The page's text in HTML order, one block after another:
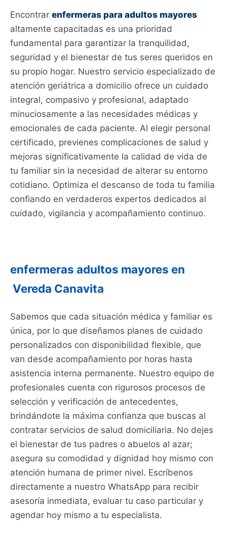
Encontrar enfermeras para adultos mayores
altamente capacitadas es una prioridad
fundamental para garantizar la tranquilidad,
seguridad y el bienestar de tus seres queridos en
su propio hogar. Nuestro servicio especializado de
atención geriátrica a domicilio ofrece un cuidado
integral, compasivo y profesional, adaptado
minuciosamente a las necesidades médicas y
emocionales de cada paciente. Al elegir personal
certificado, previenes complicaciones de salud y
mejoras significativamente la calidad de vida de
tu familiar sin la necesidad de alterar su entorno
cotidiano. Optimiza el descanso de toda tu familia
confiando en verdaderos expertos dedicados al
cuidado, vigilancia y acompañamiento continuo.
enfermeras adultos mayores en
Vereda Canavita
Sabemos que cada situación médica y familiar es
única, por lo que diseñamos planes de cuidado
personalizados con disponibilidad flexible, que
van desde acompañamiento por horas hasta
asistencia interna permanente. Nuestro equipo de
profesionales cuenta con rigurosos procesos de
selección y verificación de antecedentes,
brindándote la máxima confianza que buscas al
contratar servicios de salud domiciliaria. No dejes
el bienestar de tus padres o abuelos al azar;
asegura su comodidad y dignidad hoy mismo con
atención humana de primer nivel. Escríbenos
directamente a nuestro WhatsApp para recibir
asesoría inmediata, evaluar tu caso particular y
agendar hoy mismo a tu especialista.